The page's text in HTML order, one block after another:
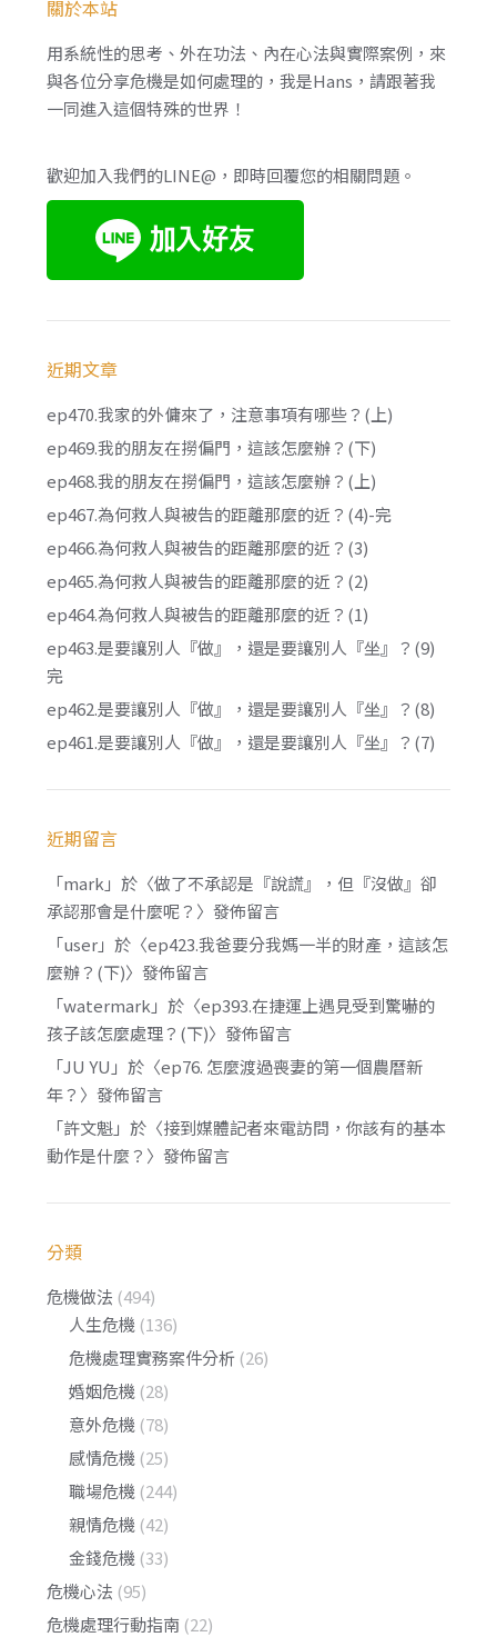
關於本站
用系統性的思考、外在功法、內在心法與實際案例，來
與各位分享危機是如何處理的，我是Hans，請跟著我
一同進入這個特殊的世界！
歡迎加入我們的LINE@，即時回覆您的相關問題。
近期文章
ep470.我家的外傭來了，注意事項有哪些？(上)
ep469.我的朋友在撈偏門，這該怎麼辦？(下)
ep468.我的朋友在撈偏門，這該怎麼辦？(上)
ep467.為何救人與被告的距離那麼的近？(4)-完
ep466.為何救人與被告的距離那麼的近？(3)
ep465.為何救人與被告的距離那麼的近？(2)
ep464.為何救人與被告的距離那麼的近？(1)
ep463.是要讓別人『做』，還是要讓別人『坐』？(9)
完
ep462.是要讓別人『做』，還是要讓別人『坐』？(8)
ep461.是要讓別人『做』，還是要讓別人『坐』？(7)
近期留言
「mark 」於〈做了不承認是『說謊』，但『沒做』卻
承認那會是什麼呢？ 〉發佈留言
「user」於〈ep423.我爸要分我媽一半的財產，這該怎
麼辦？(下)〉發佈留言
「watermark 」於〈ep393.在捷運上遇見受到驚嚇的
孩子該怎麼處理？(下)〉發佈留言
「JU YU 」於〈ep76. 怎麼渡過喪妻的第一個農曆新
年？ 〉發佈留言
「許文魁」於〈接到媒體記者來電訪問，你該有的基本
動作是什麼？ 〉發佈留言
分類
危機做法 (494)
人生危機 (136)
危機處理實務案件分析 (26)
婚姻危機 (28)
意外危機 (78)
感情危機 (25)
職場危機 (244)
親情危機 (42)
金錢危機 (33)
危機心法 (95)
危機處理行動指南 (22)